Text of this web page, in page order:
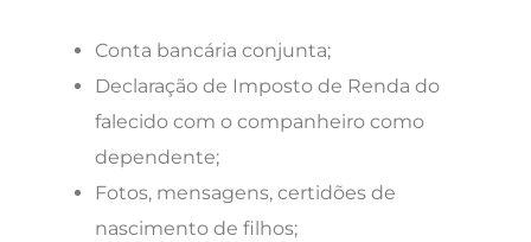
Conta bancária conjunta;
Declaração de Imposto de Renda do
falecido com o companheiro como
dependente;
Fotos, mensagens, certidões de
nascimento de filhos;